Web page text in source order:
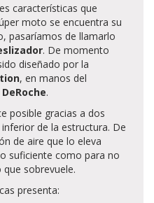
características que
moto se encuentra su
pasaríamos de llamarlo
. De momento
diseñado por la
, en manos del
.
posible gracias a dos
de la estructura. De
de aire que lo eleva
suficiente como para no
sobrevuele.
presenta: